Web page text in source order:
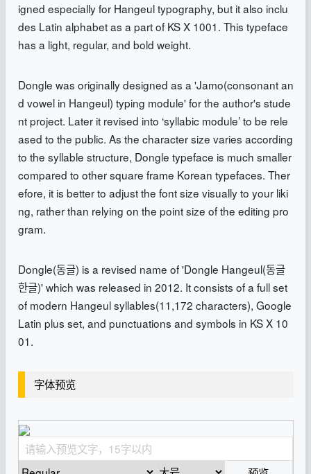
igned especially for Hangeul typography, but it also inclu
des Latin alphabet as a part of KS X 1001. This typeface
has a light, regular, and bold weight.
Dongle was originally designed as a 'Jamo(consonant an
d vowel in Hangeul) typing module' for the author's stude
nt project. Later it revised into ‘syllabic module’ to be rele
ased to the public. As the character size varies according
to the syllable structure, Dongle typeface is much smaller
compared to other square frame Korean typefaces. Ther
efore, it is better to adjust the font size visually to your liki
ng, rather than relying on the point size of the editing pro
gram.
Dongle(동글) is a revised name of 'Dongle Hangeul(동글
한글)' which was released in 2012. It consists of a full set
of modern Hangeul syllables(11,172 characters), Google
Latin plus set, and punctuations and symbols in KS X 10
01.
字体预览